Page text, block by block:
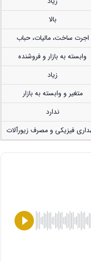
بالا
اجرت ساخت، مالیات، حباب
وابسته به بازار و فروشنده
زیاد
متغیر و وابسته به بازار
ندارد
فیزیکی و مصرف زیورآلات